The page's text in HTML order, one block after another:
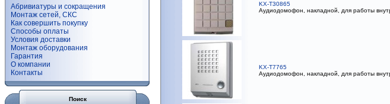
Абривиатуры и сокращения
Монтаж сетей, СКС
Как совершить покупку
Способы оплаты
Условия доставки
Монтаж оборудования
Гарантия
О компании
Контакты
Поиск
KX-T30865
Аудиодомофон, накладной, для работы
KX-T7765
Аудиодомофон, накладной, для работы